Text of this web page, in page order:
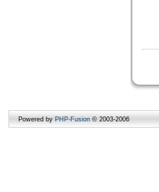
Powered by PHP-Fusion © 2003-2006